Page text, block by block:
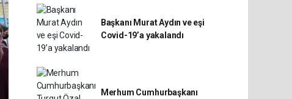
Başkanı Murat Aydın ve eşi
Covid-19’a yakalandı
Merhum Cumhurbaşkanı